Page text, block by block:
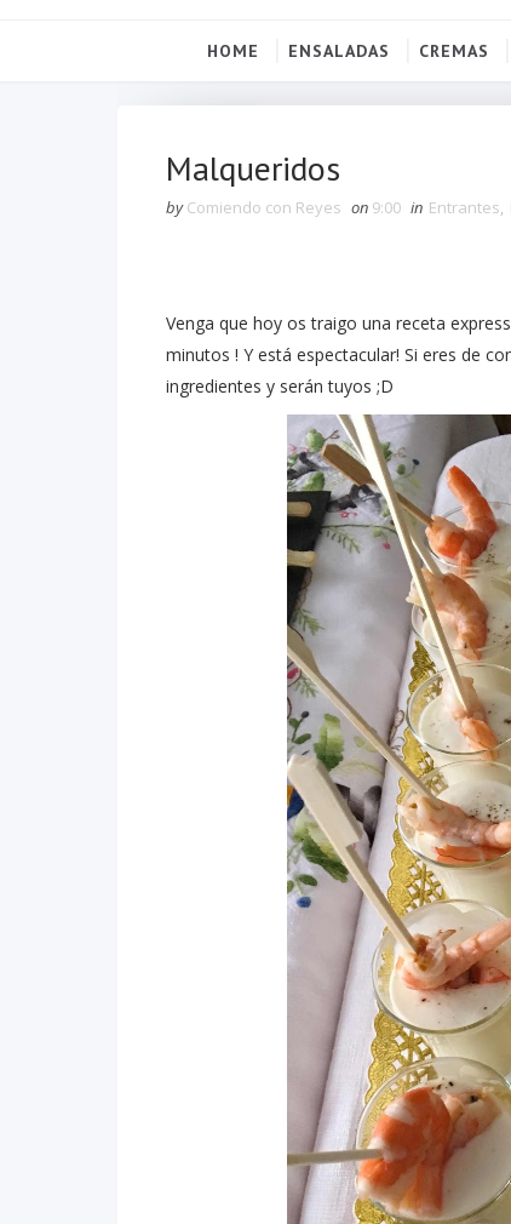
HOME ENSALADAS CREMAS
Malqueridos
by Comiendo con Reyes on 9:00 in Entrantes,
Venga que hoy os traigo una receta
minutos ! Y está espectacular! Si eres de
ingredientes y serán tuyos ;D